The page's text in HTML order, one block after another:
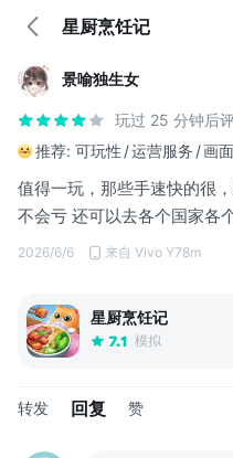
星厨烹饪记
景喻独生女
玩过 25 分钟后
推荐: 可玩性 运营服务 画
值得一玩，那些手速快的很
不会亏 还可以去各个国家各
2026/6/6 来自 Vivo Y78m
星厨烹饪记
7.1 模拟
转发 回复 赞